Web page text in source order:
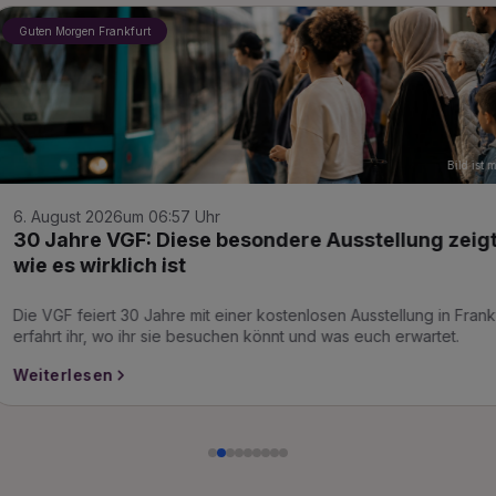
Bild ist mit Hilfe von KI generiert
zeigt Frankfurt,
in Frankfurt. Hier
Guten Morgen Frankfurt
Hollywood-Feeling
Hollywood-Feeling im
Filmen, Stars, Workshops